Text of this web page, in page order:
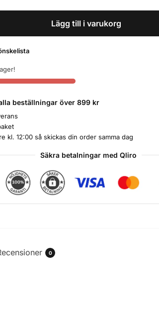
Lägg till i varukorg
beställningar över 899 kr
kl. 12:00 så skickas din order samma dag
Säkra betalningar med Qliro
0